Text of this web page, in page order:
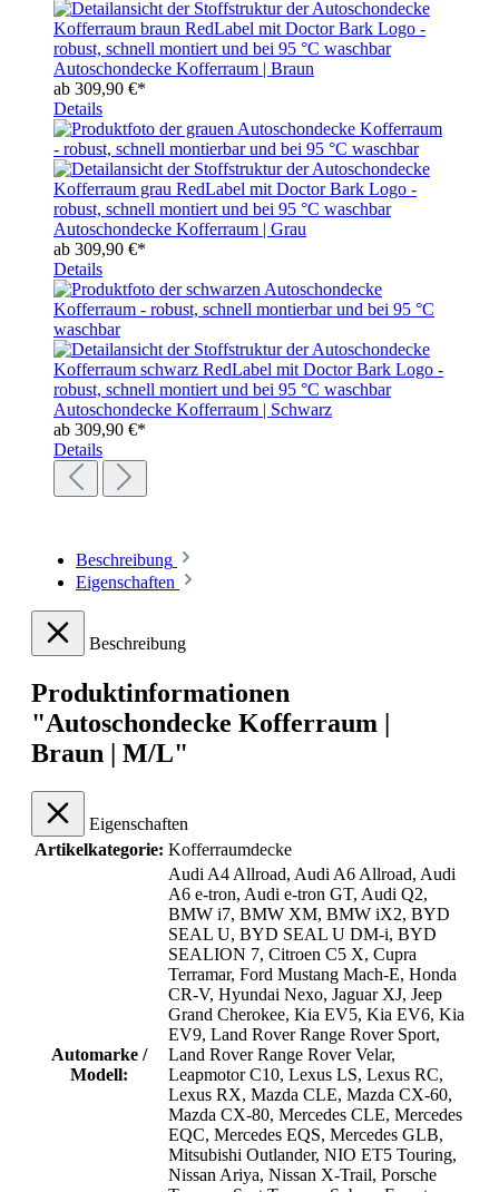
Autoschondecke Kofferraum | Braun
ab 309,90 €*
Details
Autoschondecke Kofferraum | Grau
ab 309,90 €*
Details
Autoschondecke Kofferraum | Schwarz
ab 309,90 €*
Details
Beschreibung
Eigenschaften
Beschreibung
Produktinformationen
"Autoschondecke Kofferraum |
Braun | M/L"
Eigenschaften
Artikelkategorie: Kofferraumdecke
Automarke /
Modell:
Audi A4 Allroad, Audi A6 Allroad, Audi
A6 e-tron, Audi e-tron GT, Audi Q2,
BMW i7, BMW XM, BMW iX2, BYD
SEAL U, BYD SEAL U DM-i, BYD
SEALION 7, Citroen C5 X, Cupra
Terramar, Ford Mustang Mach-E, Honda
CR-V, Hyundai Nexo, Jaguar XJ, Jeep
Grand Cherokee, Kia EV5, Kia EV6, Kia
EV9, Land Rover Range Rover Sport,
Land Rover Range Rover Velar,
Leapmotor C10, Lexus LS, Lexus RC,
Lexus RX, Mazda CLE, Mazda CX-60,
Mazda CX-80, Mercedes CLE, Mercedes
EQC, Mercedes EQS, Mercedes GLB,
Mitsubishi Outlander, NIO ET5 Touring,
Nissan Ariya, Nissan X-Trail, Porsche